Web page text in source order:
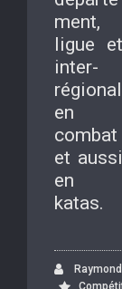
ment,
ligue et
inter-
régional
en
combat
et aussi
en
katas.